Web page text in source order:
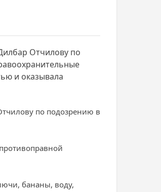
Отчилову по
и оказывала
по подозрению в
бананы, воду,